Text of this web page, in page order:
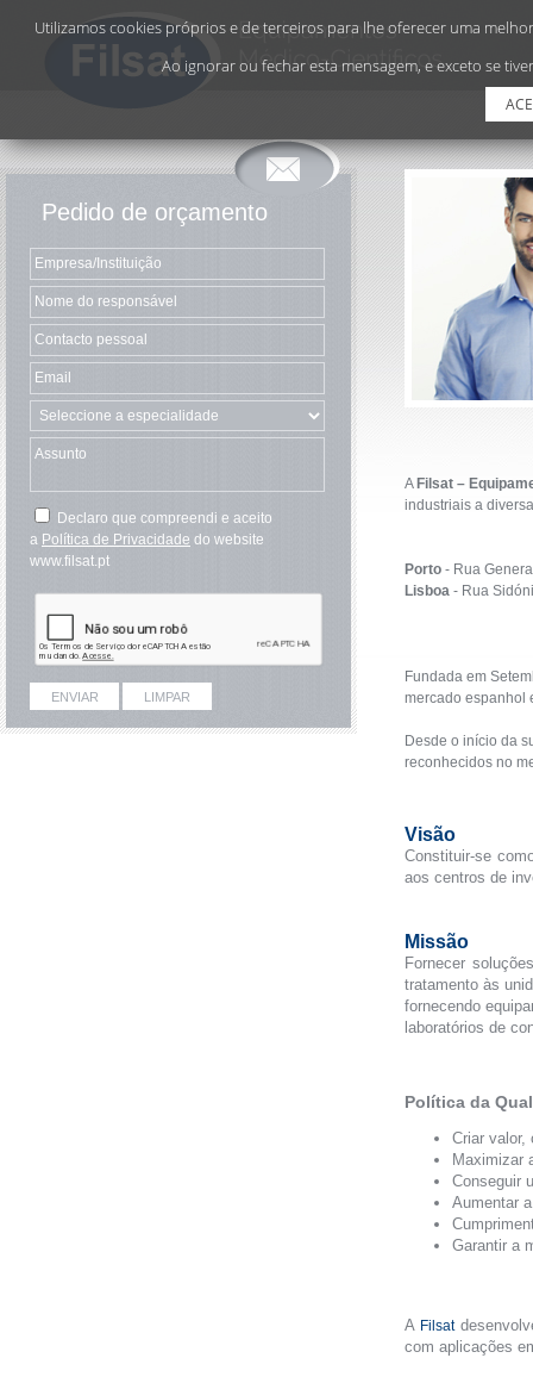
Pedido de orçamento
Declaro que compreendi e aceito
a Política de Privacidade do website
www.filsat.pt
A Filsat –
industriais a
Porto - Rua
Lisboa - Rua
Fundada em
mercado espanhol
Desde o início da
reconhecidos no
Visão
Constituir-se
aos centros de
Missão
Fornecer
tratamento às
fornecendo
laboratórios de
Política da
Criar valor,
Maximizar
Conseguir
Aumentar
Garantir a
A Filsat
com aplicações
Utilizamos cookies próprios e de terceiros para lhe oferecer uma
Ao ignorar ou fechar esta mensagem, e exceto se